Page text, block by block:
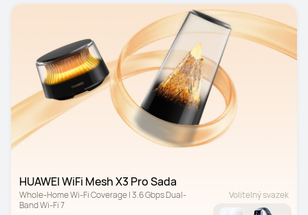
HUAWEI WiFi Mesh X3 Pro Sada
Whole-Home Wi-Fi Coverage | 3.6 Gbps Dual-
Band Wi-Fi 7
Volitelný svazek